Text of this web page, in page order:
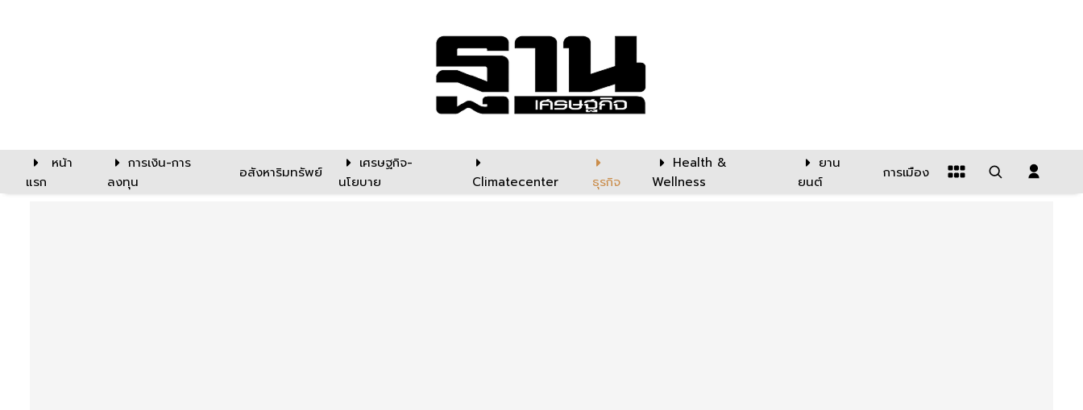
หน้า
แรก
การเงิน-การ
ลงทุน
อสังหาริมทรัพย์
เศรษฐกิจ-
นโยบาย
Climatecenter ธุรกิจ
Health &
Wellness
ยาน
ยนต์
การเมือง